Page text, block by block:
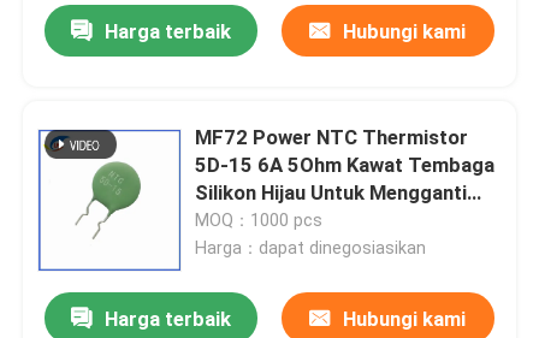
Rumah
Produk
Harga terbaik Hubungi kami
MF72 Power NTC Thermistor
5D-15 6A 5Ohm Kawat Tembaga
Silikon Hijau Untuk Mengganti
Pasokan Listrik
MOQ：1000 pcs
Harga：dapat dinegosiasikan
Harga terbaik Hubungi kami
Ketahanan suhu tinggi Ketahanan MF58 Pengolahan kaca Tipe 10K 50K 100K Cocok untuk penghaluskan rambut NTC Thermis